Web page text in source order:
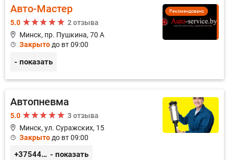
Рекомендовано
Авто-Мастер
5.0
2 отзыва
Минск, пр. Пушкина, 70 А
Закрыто до вт 09:00
- показать
Автопневма
5.0
3 отзыва
Минск, ул. Суражских, 15
Закрыто до вт 09:00
+375445317722 - показать